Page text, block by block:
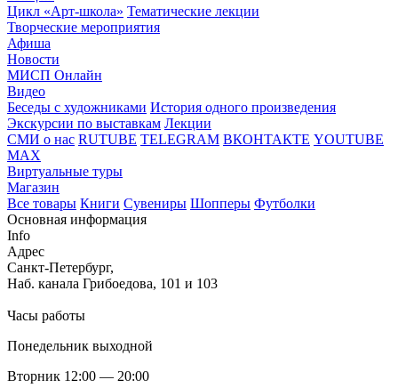
Цикл «Арт-школа» Тематические лекции
Творческие мероприятия
Афиша
Новости
МИСП Онлайн
Видео
Беседы с художниками История одного произведения
Экскурсии по выставкам Лекции
СМИ о нас RUTUBE TELEGRAM ВКОНТАКТЕ YOUTUBE
MAX
Виртуальные туры
Магазин
Все товары Книги Сувениры Шопперы Футболки
Основная информация
Info
Адрес
Санкт-Петербург,
Наб. канала Грибоедова, 101 и 103
Часы работы
Понедельник выходной
Вторник 12:00 — 20:00